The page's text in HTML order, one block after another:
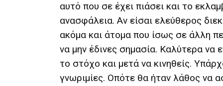
αυτό που σε έχει πιάσει και το
ανασφάλεια. Αν είσαι ελεύθερος
ακόμα και άτομα που ίσως σε άλλη
να μην έδινες σημασία. Καλύτερα να
το στόχο και μετά να κινηθείς.
γνωριμίες. Οπότε θα ήταν λάθος να